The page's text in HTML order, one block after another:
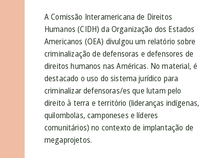
A Comissão Interamericana de Direitos
Humanos (CIDH) da Organização dos Estados
Americanos (OEA) divulgou um relatório sobre
criminalização de defensoras e defensores de
direitos humanos nas Américas. No material, é
destacado o uso do sistema jurídico para
criminalizar defensoras/es que lutam pelo
direito à terra e território (lideranças indígenas,
quilombolas, camponeses e líderes
comunitários) no contexto de implantação de
megaprojetos.